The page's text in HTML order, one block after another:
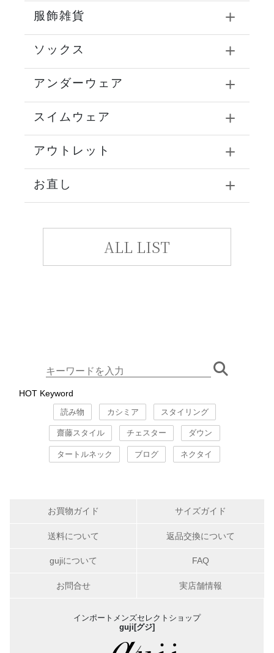
服飾雑貨
ソックス
アンダーウェア
スイムウェア
アウトレット
お直し
ALL LIST
HOT Keyword
読み物 カシミア スタイリング
齋藤スタイル チェスター ダウン
タートルネック ブログ ネクタイ
お買物ガイド サイズガイド
送料について 返品交換について
gujiについて FAQ
お問合せ 実店舗情報
インポートメンズセレクトショップ
guji[グジ]